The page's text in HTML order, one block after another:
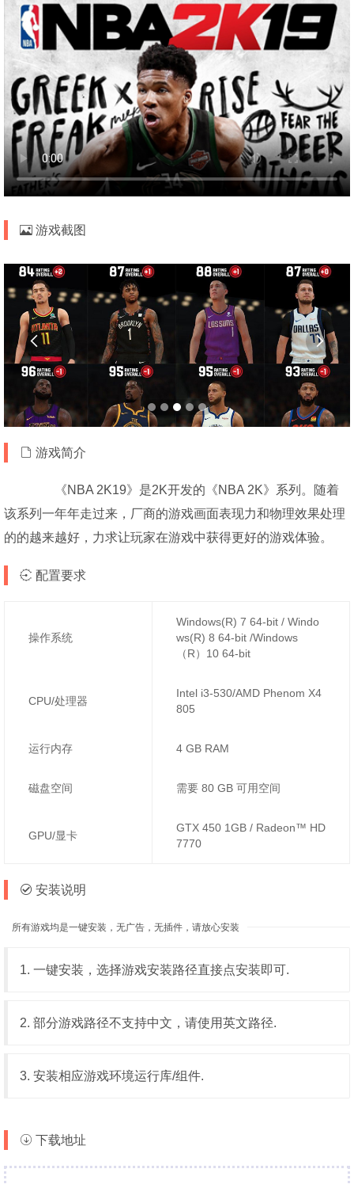
游戏截图
 
游戏简介
《NBA 2K19》是2K开发的《NBA 2K》系列。随着
该系列一年年走过来，厂商的游戏画面表现力和物理效果处理
的的越来越好，力求让玩家在游戏中获得更好的游戏体验。
配置要求
操作系统
Windows(R) 7 64-bit / Windo
ws(R) 8 64-bit /Windows
（R）10 64-bit
CPU/处理器
Intel i3-530/AMD Phenom X4
805
运行内存 4 GB RAM
磁盘空间 需要 80 GB 可用空间
GPU/显卡
GTX 450 1GB / Radeon™ HD
7770
安装说明
所有游戏均是一键安装，无广告，无插件，请放心安装
1. 一键安装，选择游戏安装路径直接点安装即可.
2. 部分游戏路径不支持中文，请使用英文路径.
3. 安装相应游戏环境运行库/组件.
下载地址